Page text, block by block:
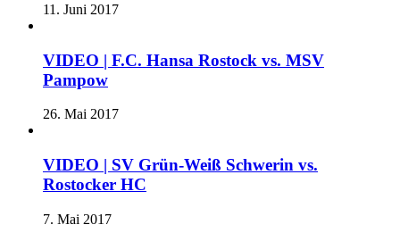
11. Juni 2017
VIDEO | F.C. Hansa Rostock vs. MSV
Pampow
26. Mai 2017
VIDEO | SV Grün-Weiß Schwerin vs.
Rostocker HC
7. Mai 2017